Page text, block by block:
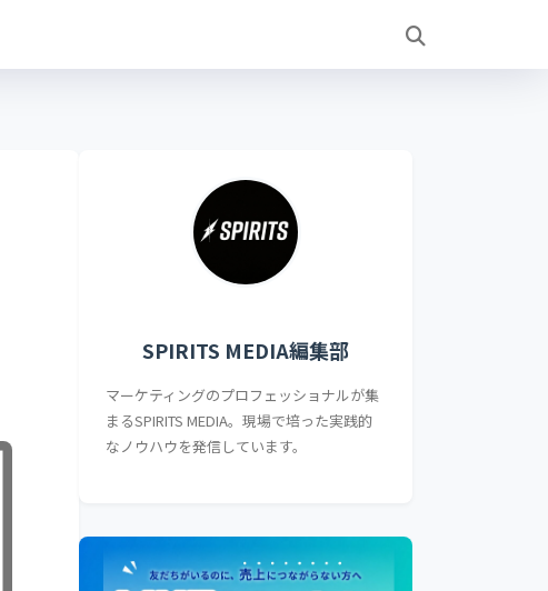
SPIRITS MEDIA編集部
マーケティングのプロフェッショナルが集
まるSPIRITS MEDIA。現場で培った実践的
なノウハウを発信しています。